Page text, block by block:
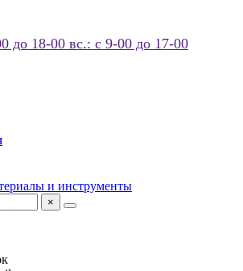
до 18-00 вс.: с 9-00 до 17-00
×